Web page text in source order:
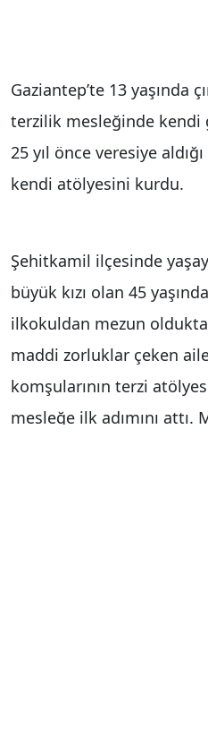
Gaziantep’te 13 yaşında
terzilik mesleğinde kendi
25 yıl önce veresiye
kendi atölyesini kurdu.
Şehitkamil ilçesinde
büyük kızı olan 45
ilkokuldan mezun
maddi zorluklar çeken
komşularının terzi
mesleğe ilk adımını attı.